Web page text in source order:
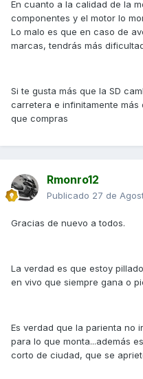
En cuanto a la calidad de la
componentes y el motor lo
Lo malo es que en caso de
marcas, tendrás más
Si te gusta más que la SD
carretera e infinitamente más
que compras
Rmonro12
Publicado 27 de
Gracias de nuevo a todos.
La verdad es que estoy
en vivo que siempre gana o
Es verdad que la parienta no
para lo que monta...además
corto de ciudad, que se